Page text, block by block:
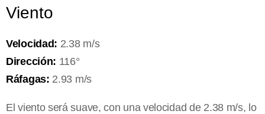
Viento
Velocidad: 2.38 m/s
Dirección: 116°
Ráfagas: 2.93 m/s
El viento será suave, con una velocidad de 2.38 m/s, lo